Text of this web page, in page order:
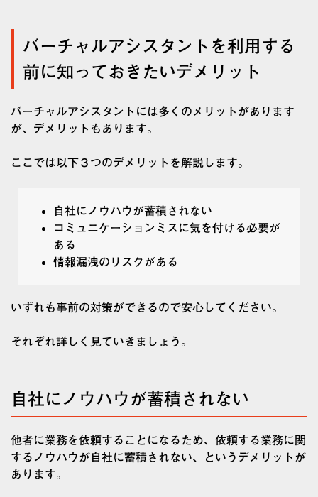
バーチャルアシスタントを利用する
前に知っておきたいデメリット
バーチャルアシスタントには多くのメリットがあります
が、デメリットもあります。
ここでは以下３つのデメリットを解説します。
自社にノウハウが蓄積されない
コミュニケーションミスに気を付ける必要が
ある
情報漏洩のリスクがある
いずれも事前の対策ができるので安心してください。
それぞれ詳しく見ていきましょう。
自社にノウハウが蓄積されない
他者に業務を依頼することになるため、依頼する業務に関
するノウハウが自社に蓄積されない、というデメリットが
あります。